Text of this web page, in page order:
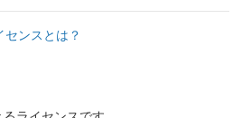
センスとは？